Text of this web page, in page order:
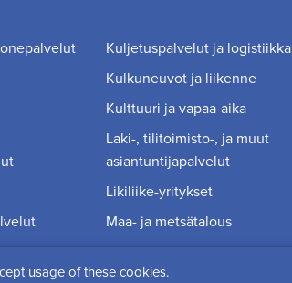
Kuljetuspalvelut ja logistiikka
Kulkuneuvot ja liikenne
Kulttuuri ja vapaa-aika
Laki-, tilitoimisto-, ja muut
asiantuntijapalvelut
Likiliike-yritykset
Maa- ja metsätalous
usage of these cookies.